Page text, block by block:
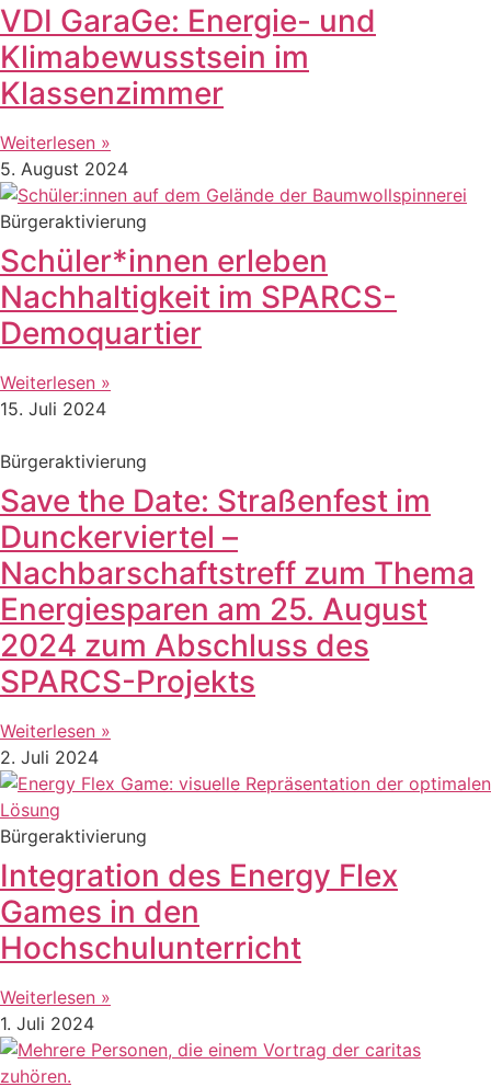
VDI GaraGe: Energie- und
Klimabewusstsein im
Klassenzimmer
Weiterlesen »
5. August 2024
Bürgeraktivierung
Schüler*innen erleben
Nachhaltigkeit im SPARCS-
Demoquartier
Weiterlesen »
15. Juli 2024
Bürgeraktivierung
Save the Date: Straßenfest im
Dunckerviertel –
Nachbarschaftstreff zum Thema
Energiesparen am 25. August
2024 zum Abschluss des
SPARCS-Projekts
Weiterlesen »
2. Juli 2024
Bürgeraktivierung
Integration des Energy Flex
Games in den
Hochschulunterricht
Weiterlesen »
1. Juli 2024